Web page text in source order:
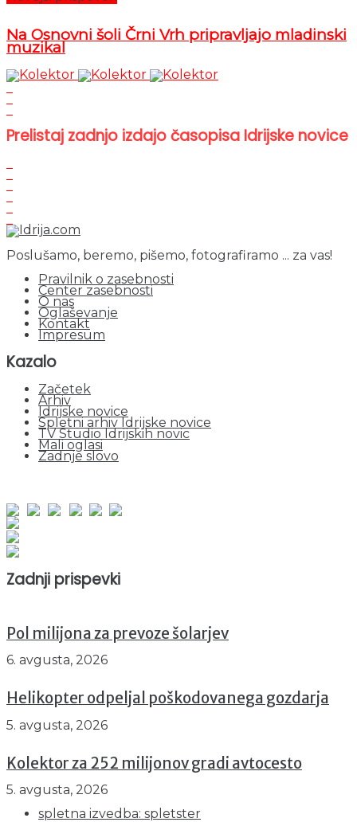
Na Osnovni šoli Črni Vrh pripravljajo mladinski
muzikal
Prelistaj zadnjo izdajo časopisa Idrijske novice
Poslušamo, beremo, pišemo, fotografiramo ... za vas!
Pravilnik o zasebnosti
Center zasebnosti
O nas
Oglaševanje
Kontakt
Impresum
Kazalo
Začetek
Arhiv
Idrijske novice
Spletni arhiv Idrijske novice
TV Studio Idrijskih novic
Mali oglasi
Zadnje slovo
Zadnji prispevki
Pol milijona za prevoze šolarjev
6. avgusta, 2026
Helikopter odpeljal poškodovanega gozdarja
5. avgusta, 2026
Kolektor za 252 milijonov gradi avtocesto
5. avgusta, 2026
spletna izvedba: spletster